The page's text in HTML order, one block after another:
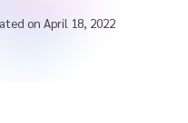
on April 18, 2022